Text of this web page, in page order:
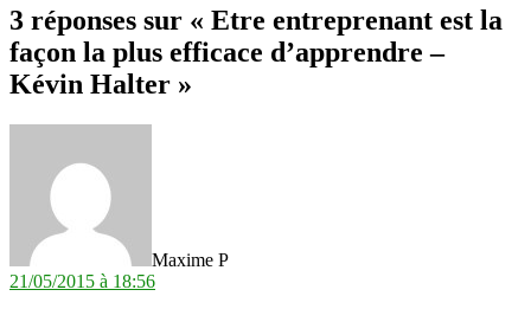
3 réponses sur « Etre entreprenant est la
façon la plus efficace d’apprendre –
Kévin Halter »
Maxime P
21/05/2015 à 18:56